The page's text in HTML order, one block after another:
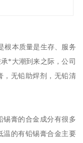
根本质量是生存、服务
*大潮到来之际，公司
，无铅助焊剂，无铅清
锡膏的合金成分有很多
温的有铅锡膏合金主要